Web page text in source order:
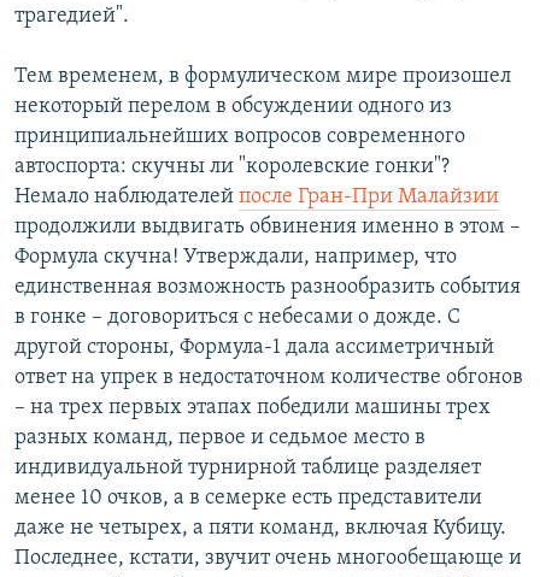
трагедией".
Тем временем, в формулическом мире произошел
некоторый перелом в обсуждении одного из
принципиальнейших вопросов современного
автоспорта: скучны ли "королевские гонки"?
Немало наблюдателей после Гран-При Малайзии
продолжили выдвигать обвинения именно в этом –
Формула скучна! Утверждали, например, что
единственная возможность разнообразить события
в гонке – договориться с небесами о дожде. С
другой стороны, Формула-1 дала ассиметричный
ответ на упрек в недостаточном количестве обгонов
– на трех первых этапах победили машины трех
разных команд, первое и седьмое место в
индивидуальной турнирной таблице разделяет
менее 10 очков, а в семерке есть представители
даже не четырех, а пяти команд, включая Кубицу.
Последнее, кстати, звучит очень многообещающе и